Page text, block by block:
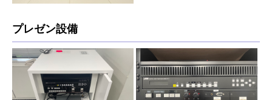
プレゼン設備